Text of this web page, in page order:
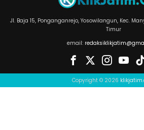
Jl. Baja 15, Ponganganrejo, Yosowilangun, Kec.
Timur
email:
Copyright © 2026